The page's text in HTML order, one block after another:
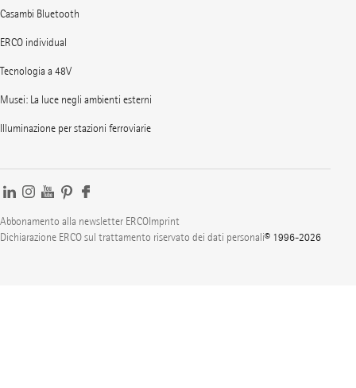
Casambi Bluetooth
ERCO individual
Tecnologia a 48V
Musei: La luce negli ambienti esterni
Illuminazione per stazioni ferroviarie
Abbonamento alla newsletter ERCOImprint
Dichiarazione ERCO sul trattamento riservato dei dati personali© 1996-2026